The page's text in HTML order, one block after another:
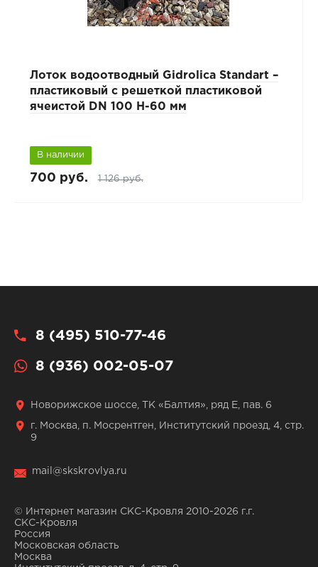
Лоток водоотводный Gidrolica Standart –
пластиковый с решеткой пластиковой
ячеистой DN 100 H-60 мм
В наличии
700 руб. 1 126 руб.
8 (495) 510-77-46
8 (936) 002-05-07
Новорижское шоссе, ТК «Балтия», ряд Е, пав. 6
г. Москва, п. Мосрентген, Институтский проезд, 4, стр.
9
mail@skskrovlya.ru
© Интернет магазин СКС-Кровля 2010-2026 г.г.
СКС-Кровля
Россия
Московская область
Москва